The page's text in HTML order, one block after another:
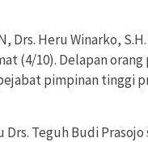
Drs. Heru Winarko,
(4/10). Delapan
pimpinan tinggi
Teguh Budi